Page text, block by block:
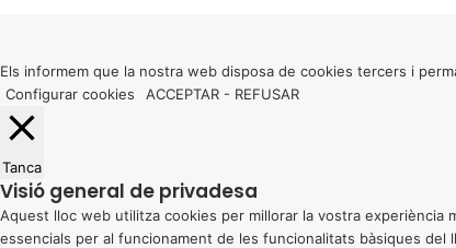
button
Els informem que la nostra web disposa de cookies tercers i
Configurar cookies
ACCEPTAR - REFUSAR
Tanca
Visió general de privadesa
Aquest lloc web utilitza cookies per millorar la vostra experiència
essencials per al funcionament de les funcionalitats bàsiques